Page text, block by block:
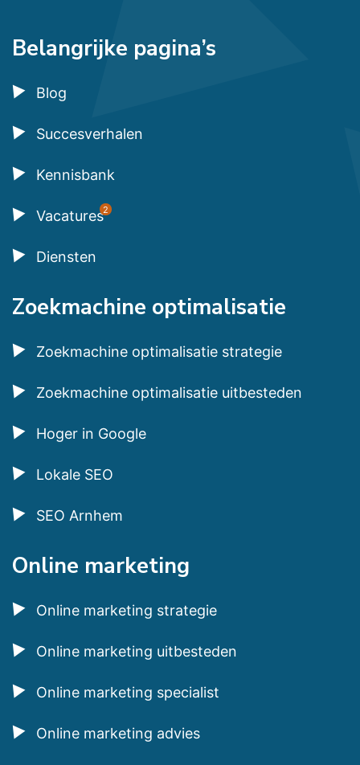
Belangrijke pagina’s
Blog
Succesverhalen
Kennisbank
Vacatures2
Diensten
Zoekmachine optimalisatie
Zoekmachine optimalisatie strategie
Zoekmachine optimalisatie uitbesteden
Hoger in Google
Lokale SEO
SEO Arnhem
Online marketing
Online marketing strategie
Online marketing uitbesteden
Online marketing specialist
Online marketing advies